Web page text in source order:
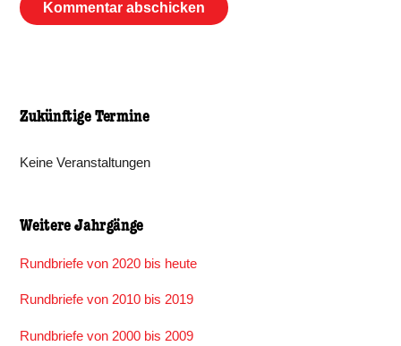
Zukünftige Termine
Keine Veranstaltungen
Weitere Jahrgänge
Rundbriefe von 2020 bis heute
Rundbriefe von 2010 bis 2019
Rundbriefe von 2000 bis 2009